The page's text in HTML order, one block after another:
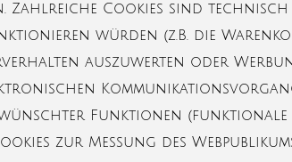
Zahlreiche Cookies sind technisch
würden (z.B. die
auszuwerten oder
Funktionen (funktionale
zur Messung des